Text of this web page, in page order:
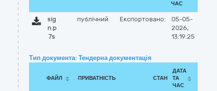
ЧАС
sig
n.p
7s
публічний Експортовано:
05-05-
2026,
13:19:25
Тип документа: Тендерна документація
ФАЙЛ ПРИВАТНІСТЬ СТАН
ДАТА
ТА
ЧАС